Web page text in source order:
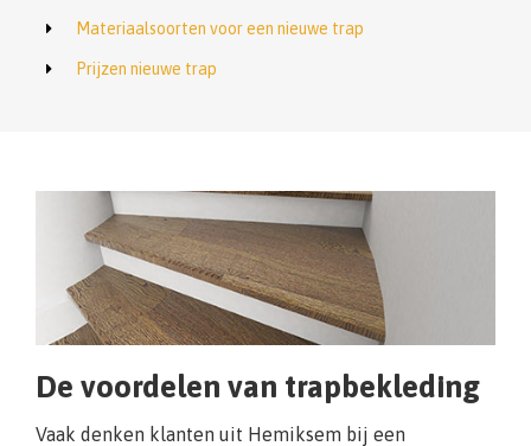
Materiaalsoorten voor een nieuwe trap
Prijzen nieuwe trap
De voordelen van trapbekleding
Vaak denken klanten uit Hemiksem bij een